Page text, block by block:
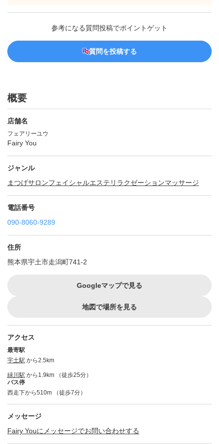
参考になる質問投稿でポイントゲット
質問を投稿する
概要
店舗名
フェアリーユウ
Fairy You
ジャンル
まつげサロンフェイシャルエステ リラクゼーションマッサージ
電話番号
090-8060-9289
住所
熊本県宇土市走潟町741-2
Googleマップで見る
地図で場所を見る
アクセス
最寄駅
宇土駅 から2.5km
緑川駅 から1.9km （徒歩25分）
バス停
西走下から510m （徒歩7分）
メッセージ
Fairy Youにメッセージでお問い合わせする